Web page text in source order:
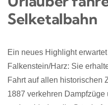
Selketalbahn
Ein neues Highlight
Falkenstein/Harz: Sie
Fahrt auf allen historischen
1887 verkehren Dampfzüge